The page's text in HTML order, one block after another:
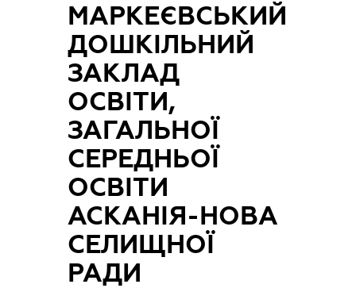
МАРКЕЄВСЬКИЙ
ДОШКІЛЬНИЙ
ЗАКЛАД
ОСВІТИ,
ЗАГАЛЬНОЇ
СЕРЕДНЬОЇ
ОСВІТИ
АСКАНІЯ-НОВА
СЕЛИЩНОЇ
РАДИ